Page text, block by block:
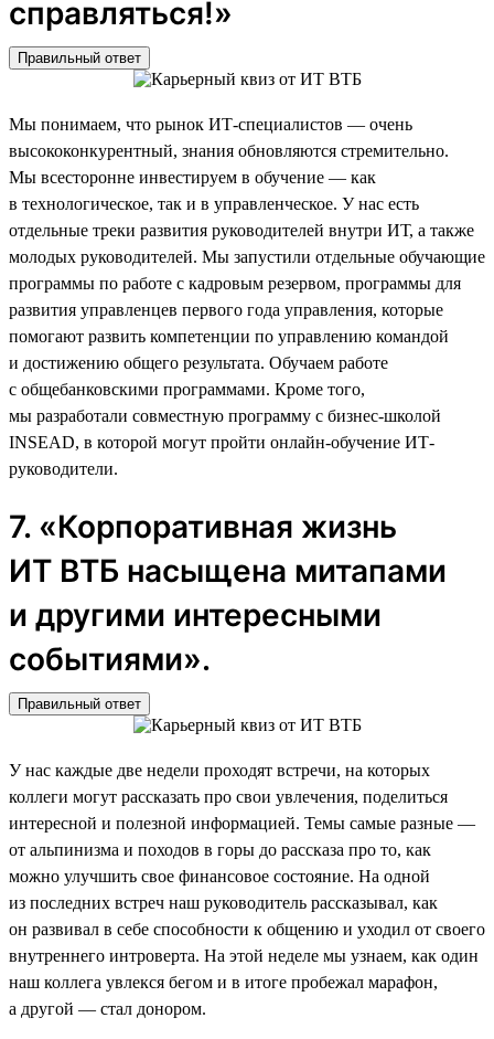
справляться!»
Правильный ответ
Мы понимаем, что рынок ИТ-специалистов — очень
высококонкурентный, знания обновляются стремительно.
Мы всесторонне инвестируем в обучение — как
в технологическое, так и в управленческое. У нас есть
отдельные треки развития руководителей внутри ИТ, а также
молодых руководителей. Мы запустили отдельные обучающие
программы по работе с кадровым резервом, программы для
развития управленцев первого года управления, которые
помогают развить компетенции по управлению командой
и достижению общего результата. Обучаем работе
с общебанковскими программами. Кроме того,
мы разработали совместную программу с бизнес-школой
INSEAD, в которой могут пройти онлайн-обучение ИТ-
руководители.
7. «Корпоративная жизнь
ИТ ВТБ насыщена митапами
и другими интересными
событиями».
Правильный ответ
У нас каждые две недели проходят встречи, на которых
коллеги могут рассказать про свои увлечения, поделиться
интересной и полезной информацией. Темы самые разные —
от альпинизма и походов в горы до рассказа про то, как
можно улучшить свое финансовое состояние. На одной
из последних встреч наш руководитель рассказывал, как
он развивал в себе способности к общению и уходил от своего
внутреннего интроверта. На этой неделе мы узнаем, как один
наш коллега увлекся бегом и в итоге пробежал марафон,
а другой — стал донором.